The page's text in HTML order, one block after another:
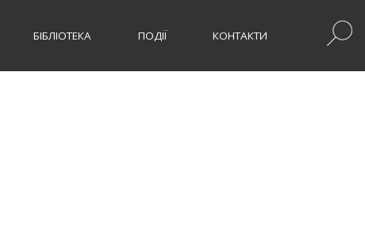
БІБЛІОТЕКА ПОДІЇ КОНТАКТИ